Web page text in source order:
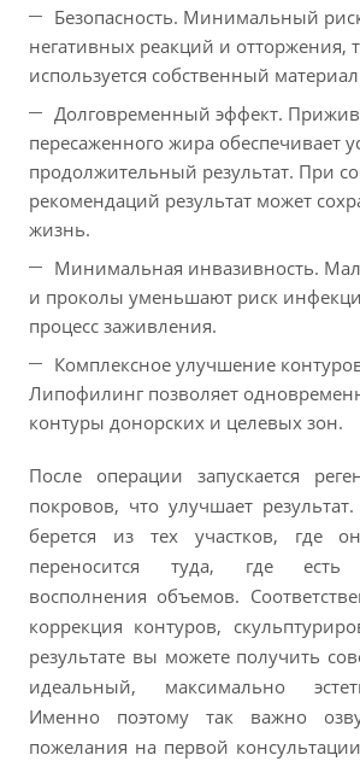
Безопасность. Минимальный
негативных реакций и отторжения,
используется собственный
Долговременный эффект.
пересаженного жира обеспечивает
продолжительный результат. При
рекомендаций результат может
жизнь.
Минимальная инвазивность.
и проколы уменьшают риск
процесс заживления.
Комплексное улучшение
Липофилинг позволяет
контуры донорских и целевых зон.
После операции запускается
покровов, что улучшает
берется из тех участков, где
переносится туда, где есть
восполнения объемов.
коррекция контуров,
результате вы можете получить
идеальный, максимально
Именно поэтому так важно
пожелания на первой